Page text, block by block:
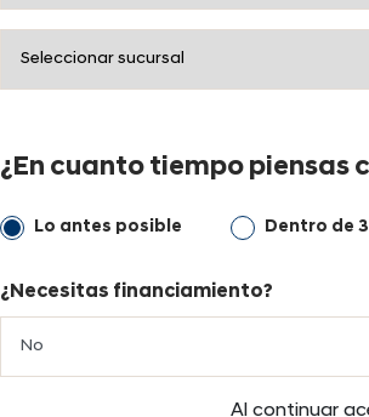
¿En cuanto tiempo piensas
Lo antes posible Dentro de
¿Necesitas financiamiento?
Al continuar